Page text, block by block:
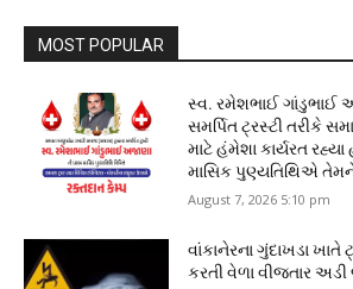
MOST POPULAR
સ્વ. રમેશભાઈ ગાંડુભાઈ
સમર્પિત ટ્રસ્ટી તરીકે
માટે હંમેશા કાર્યરત
માસિક પુણ્યતિથિએ
August 7, 2026 5:10 pm
વાંકાનેરના ગુંદાખડા
કરતી વેળા વીજતાર